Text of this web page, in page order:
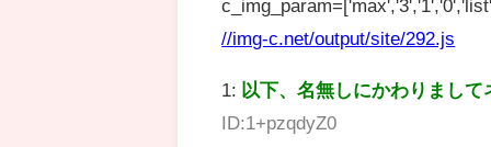
//img-c.net/output/site/292.js
1: 以下、名無しにかわりまし
ID:1+pzqdyZ0